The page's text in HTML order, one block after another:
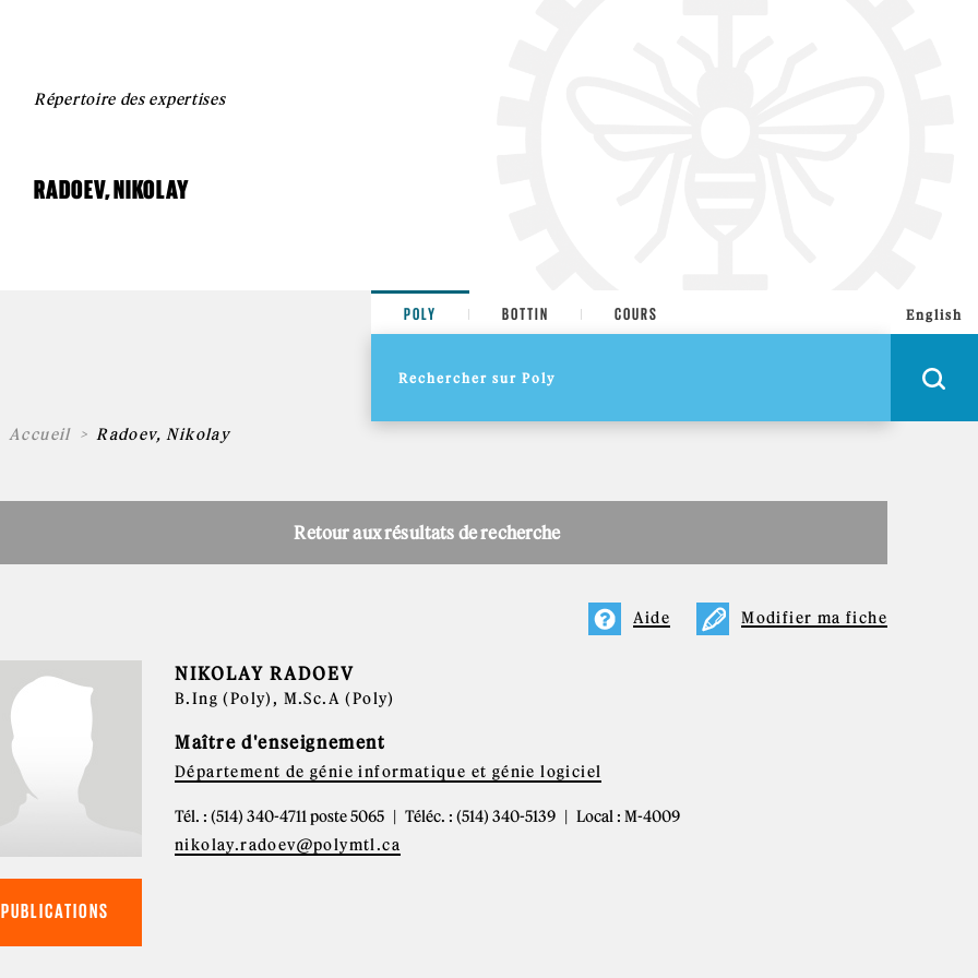
Répertoire des expertises
RADOEV, NIKOLAY
POLY BOTTIN COURS English
Accueil Radoev, Nikolay
Retour aux résultats de recherche
Modifier ma fiche
Aide
PUBLICATIONS
NIKOLAY RADOEV
B.Ing (Poly), M.Sc.A (Poly)
Maître d'enseignement
Département de génie informatique et génie logiciel
Tél. : (514) 340-4711 poste 5065 Téléc. : (514) 340-5139
Local : M-4009
nikolay.radoev@polymtl.ca